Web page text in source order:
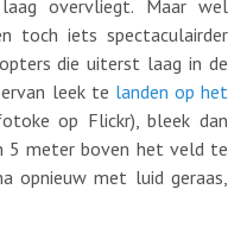
overvliegt. Maar wel
toch iets spectaculairder
die uiterst laag in de
leek te landen op het
op Flickr), bleek dan
5 meter boven het veld te
opnieuw met luid geraas,